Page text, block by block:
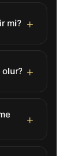
mi?
olur?